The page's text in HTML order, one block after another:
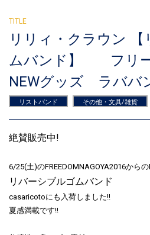
リリィ・クラウン
ムバンド】 フリ
NEWグッズ ラバ
リストバンド その他・文具/雑貨
絶賛販売中!
6/25(土)のFREEDOMNAGOYA2016から
リバーシブルゴムバンド
casaricotoにも入荷しました!!
夏感満載です!!